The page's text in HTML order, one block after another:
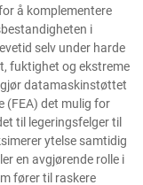
å komplementere
i
selv under harde
fuktighet og ekstreme
datamaskinstøttet
(FEA) det mulig for
til legeringsfelger til
ytelse samtidig
en avgjørende rolle i
fører til raskere